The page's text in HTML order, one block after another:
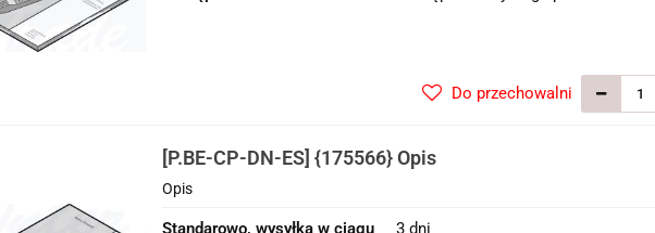
Do przechowalni
[P.BE-CP-DN-ES] {175566} Opis
Opis
Standarowo, wysyłka w ciągu
3 dni